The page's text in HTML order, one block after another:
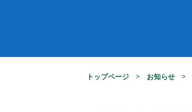
トップページ お知らせ